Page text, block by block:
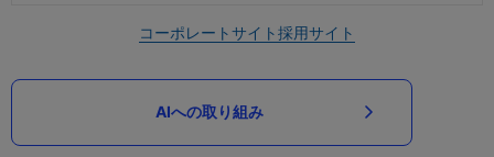
コーポレートサイト採用サイト
AIへの取り組み